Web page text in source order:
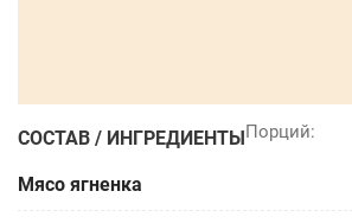
СОСТАВ / ИНГРЕДИЕНТЫ
Мясо ягненка